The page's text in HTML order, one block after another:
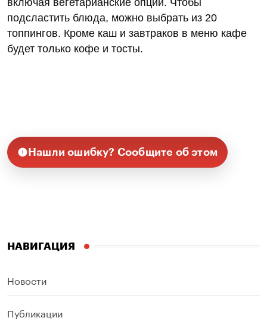
подсластить блюда, можно выбрать из 20
топпингов. Кроме каш и завтраков в меню кафе
будет только кофе и тосты.
Нашли ошибку? Сообщите об этом
НАВИГАЦИЯ
Новости
Публикации